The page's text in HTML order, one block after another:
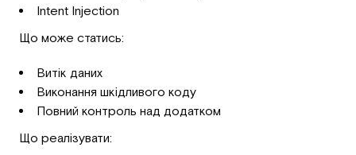
Intent Injection
Що може статись:
Витік даних
Виконання шкідливого коду
Повний контроль над додатком
Що реалізувати: